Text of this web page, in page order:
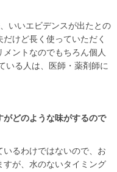
いいエビデンスが出たとの
けど長く使っていただく
ントなのでもちろん個人
いる人は、医師・薬剤師に
どのような味がするので
いるわけではないので、お
が、水のないタイミング